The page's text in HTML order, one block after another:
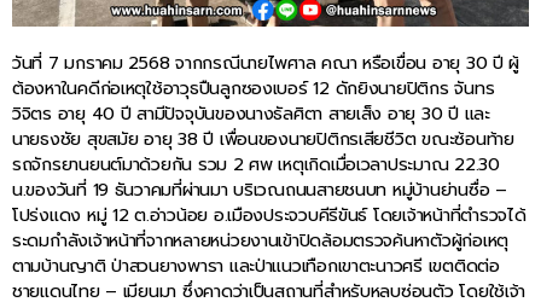
วันที่ 7 มกราคม 2568 จากกรณีนายไพศาล คณา หรือเขื่อน อายุ 30 ปี ผู้
ต้องหาในคดีก่อเหตุใช้อาวุธปืนลูกซองเบอร์ 12 ดักยิงนายปิติกร จันทร
วิจิตร อายุ 40 ปี สามีปัจจุบันของนางธัลศิตา สายเส็ง อายุ 30 ปี และ
นายธงชัย สุขสมัย อายุ 38 ปี เพื่อนของนายปิติกรเสียชีวิต ขณะซ้อนท้าย
รถจักรยานยนต์มาด้วยกัน รวม 2 ศพ เหตุเกิดเมื่อเวลาประมาณ 22.30
น.ของวันที่ 19 ธันวาคมที่ผ่านมา บริเวณถนนสายชนบท หมู่บ้านย่านซื่อ –
โปร่งแดง หมู่ 12 ต.อ่าวน้อย อ.เมืองประจวบคีรีขันธ์ โดยเจ้าหน้าที่ตำรวจได้
ระดมกำลังเจ้าหน้าที่จากหลายหน่วยงานเข้าปิดล้อมตรวจค้นหาตัวผู้ก่อเหตุ
ตามบ้านญาติ ป่าสวนยางพารา และป่าแนวเทือกเขาตะนาวศรี เขตติดต่อ
ชายแดนไทย – เมียนมา ซึ่งคาดว่าเป็นสถานที่สำหรับหลบซ่อนตัว โดยใช้เจ้า